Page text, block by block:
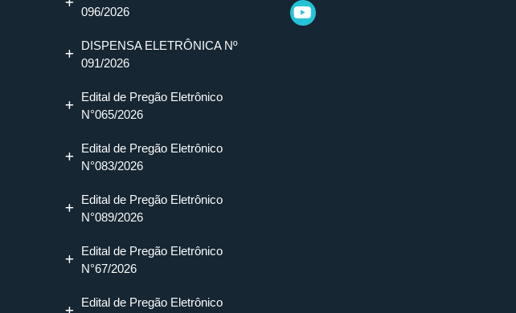
096/2026
DISPENSA ELETRÔNICA Nº
091/2026
Edital de Pregão Eletrônico
N°065/2026
Edital de Pregão Eletrônico
N°083/2026
Edital de Pregão Eletrônico
N°089/2026
Edital de Pregão Eletrônico
N°67/2026
Edital de Pregão Eletrônico